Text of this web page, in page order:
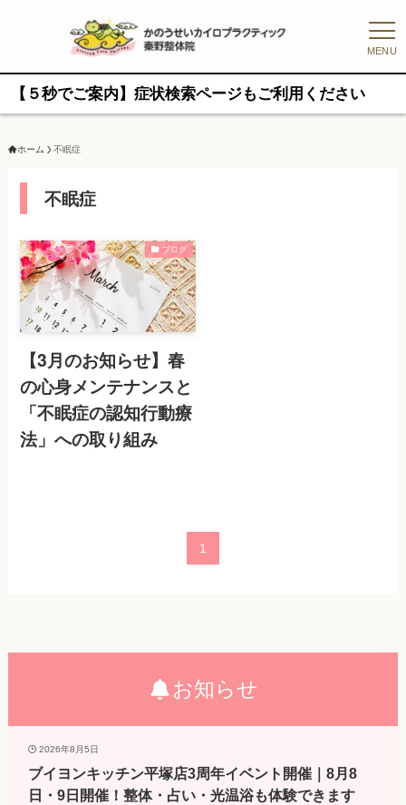
MENU
秒でご案内】症状検索ページもご利用ください
ホーム 不眠症
不眠症
ブログ
【3月のお知らせ】春
の心身メンテナンスと
「不眠症の認知行動療
法」への取り組み
1
お知らせ
2026年8月5日
ブイヨンキッチン平塚店3周年イベント開催｜8月8
日・9日開催！整体・占い・光温浴も体験できます